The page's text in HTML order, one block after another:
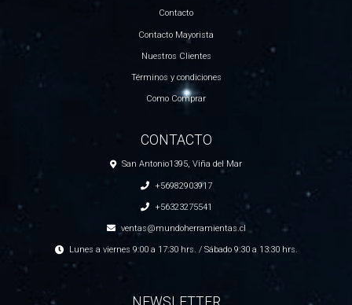
Contacto
Contacto Mayorista
Nuestros Clientes
Términos y condiciones
Como Comprar
CONTACTO
San Antonio1395, Viña del Mar
+56982903917
+56323275541
ventas@mundoherramientas.cl
Lunes a viernes 9:00 a 17:30 hrs. / Sábado 9:30 a 13:30 hrs.